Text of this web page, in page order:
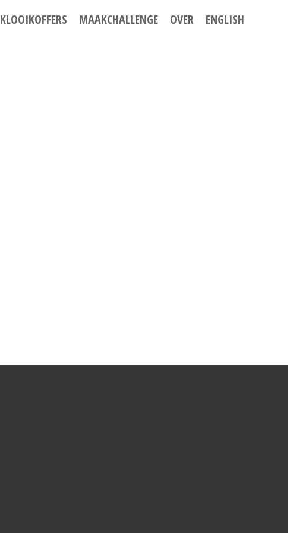
KLOOIKOFFERS MAAKCHALLENGE OVER ENGLISH